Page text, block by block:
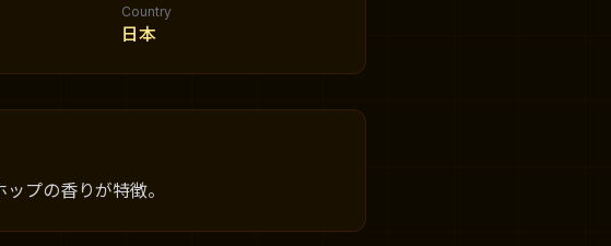
Country
日本
プの香りが特徴。